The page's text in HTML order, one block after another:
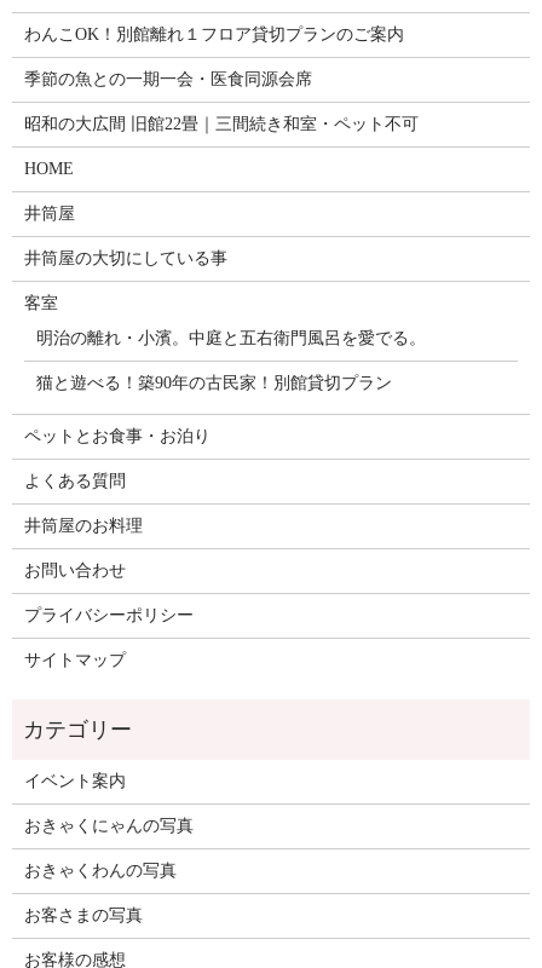
わんこOK！別館離れ１フロア貸切プランのご案内
季節の魚との一期一会・医食同源会席
昭和の大広間 旧館22畳｜三間続き和室・ペット不可
HOME
井筒屋
井筒屋の大切にしている事
客室
明治の離れ・小濱。中庭と五右衛門風呂を愛でる。
猫と遊べる！築90年の古民家！別館貸切プラン
ペットとお食事・お泊り
よくある質問
井筒屋のお料理
お問い合わせ
プライバシーポリシー
サイトマップ
イベント案内
おきゃくにゃんの写真
おきゃくわんの写真
お客さまの写真
お客様の感想